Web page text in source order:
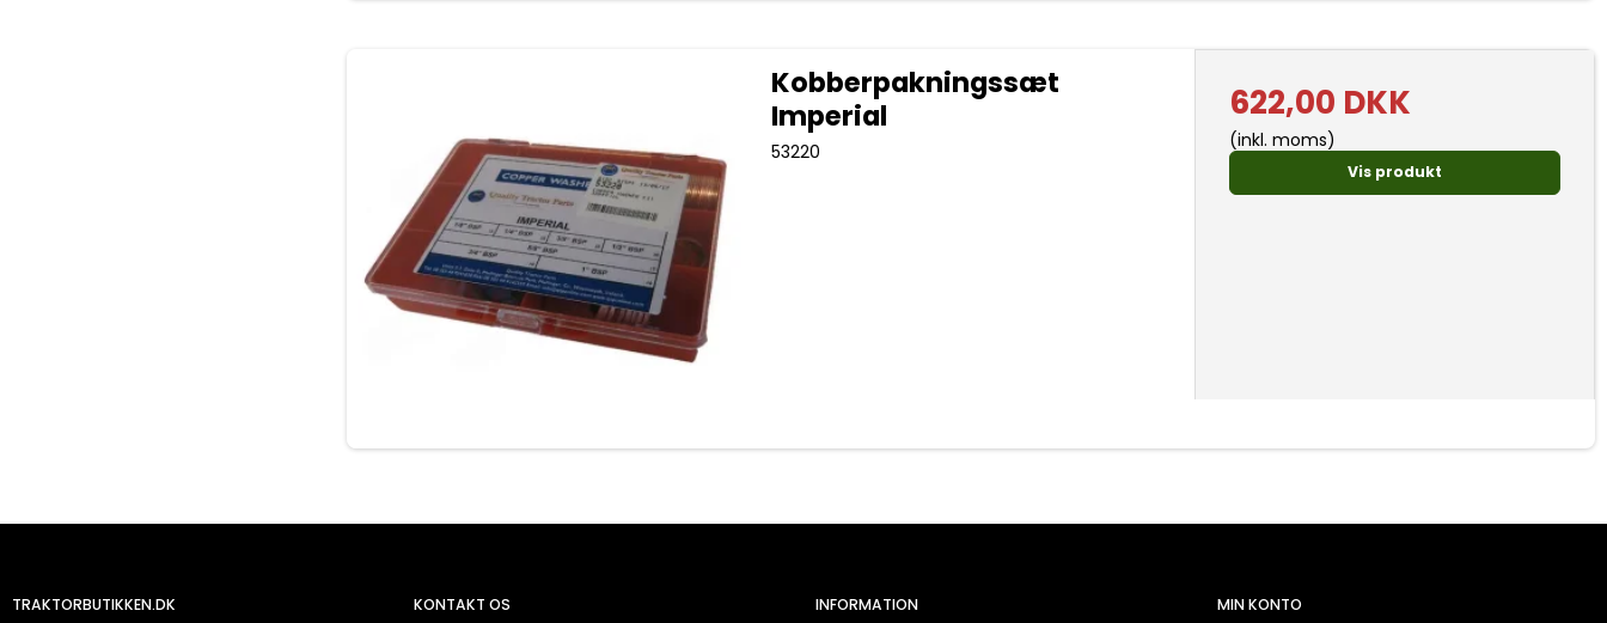
Kobberpakningssæt
Imperial
53220
622,00 DKK
(inkl. moms)
Vis produkt
TRAKTORBUTIKKEN.DK KONTAKT OS INFORMATION MIN KONTO